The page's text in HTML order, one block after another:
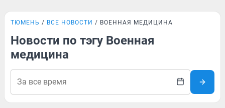
ТЮМЕНЬ ВСЕ НОВОСТИ ВОЕННАЯ МЕДИЦИНА
Новости по тэгу Военная
медицина